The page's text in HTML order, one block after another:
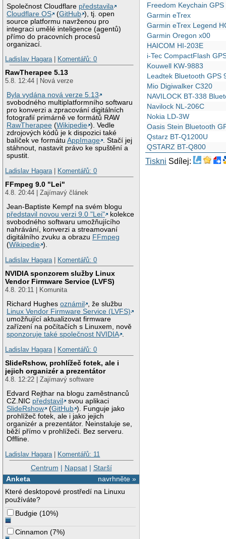
Společnost Cloudflare představila
Cloudflare OS
(GitHub ), tj. open
source platformu navrženou pro
integraci umělé inteligence (agentů)
přímo do pracovních procesů
organizací.
Ladislav Hagara| Komentářů: 0
RawTherapee 5.13
5.8. 12:44 | Nová verze
Byla vydána nová verze 5.13
svobodného multiplatformního softwaru
pro konverzi a zpracování digitálních
fotografií primárně ve formátů RAW
RawTherapee (Wikipedie ). Vedle
zdrojových kódů je k dispozici také
balíček ve formátuAppImage . Stačí jej
stáhnout, nastavit právo ke spuštění a
spustit.
Ladislav Hagara| Komentářů: 0
FFmpeg 9.0 "Lei"
4.8. 20:44 | Zajímavý článek
Jean-Baptiste Kempf na svém blogu
představil novou verzi 9.0 "Lei"
kolekce
svobodného softwaru umožňujícího
nahrávání, konverzi a streamovaní
digitálního zvuku a obrazu FFmpeg
(Wikipedie ).
Ladislav Hagara| Komentářů: 0
NVIDIA sponzorem služby Linux
Vendor Firmware Service (LVFS)
4.8. 20:11 | Komunita
Richard Hughesoznámil
, že službu
Linux Vendor Firmware Service (LVFS)
umožňující aktualizovat firmware
zařízení na počítačích s Linuxem, nově
sponzoruje také společnost NVIDIA .
Ladislav Hagara| Komentářů: 0
SlideRshow, prohlížeč fotek, ale i
jejich organizér a prezentátor
4.8. 12:22 | Zajímavý software
Edvard Rejthar na blogu zaměstnanců
CZ.NIC představil
svou aplikaci
SlideRshow
(GitHub ). Funguje jako
prohlížeč fotek, ale i jako jejich
organizér a prezentátor. Neinstaluje se,
běží přímo v prohlížeči. Bez serveru.
Offline.
Ladislav Hagara| Komentářů: 11
Centrum | Napsat| Starší
navrhněte »
Anketa
Které desktopové prostředí na Linuxu
používáte?
Budgie (10%)
Cinnamon (7%)
Freedom Keychain GPS
Garmin eTrex
Garmin eTrex Legend
Garmin Oregon x00
HAICOM HI-203E
i-Tec CompactFlash
Kouwell KW-9883
Leadtek Bluetooth GPS
Mio Digiwalker C320
NAVILOCK BT-338
Navilock NL-206C
Nokia LD-3W
Oasis Stein Bluetooth
Qstarz BT-Q1200U
QSTARZ BT-Q800
Tiskni Sdílej: